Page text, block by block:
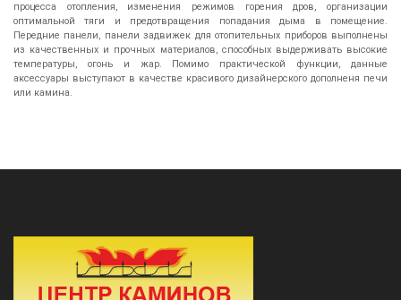
процесса отопления, изменения режимов горения дров, организации
оптимальной тяги и предотвращения попадания дыма в помещение.
Передние панели, панели задвижек для отопительных приборов выполнены
из качественных и прочных материалов, способных выдерживать высокие
температуры, огонь и жар. Помимо практической функции, данные
аксессуары выступают в качестве красивого дизайнерского дополненя печи
или камина.